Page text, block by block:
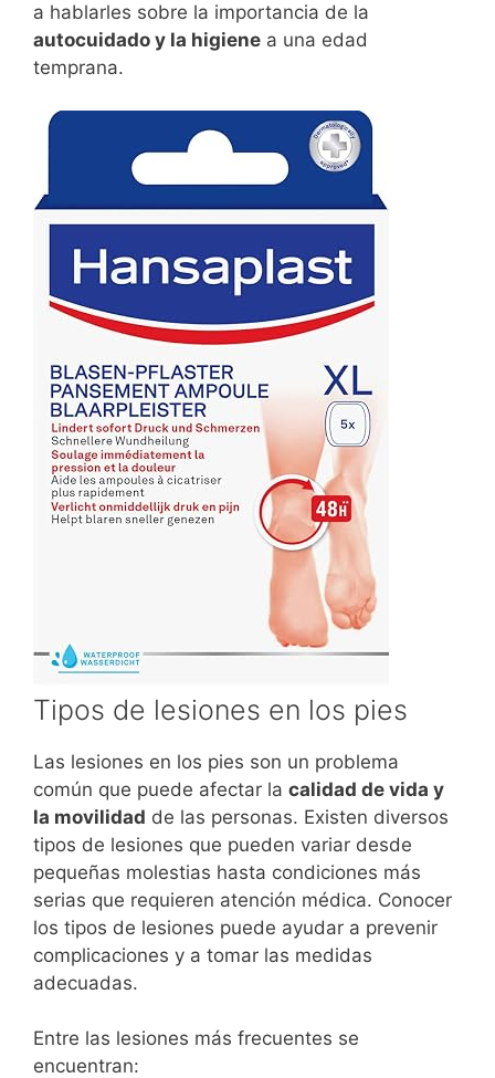
a hablarles sobre la importancia de la
autocuidado y la higiene a una edad
temprana.
Tipos de lesiones en los pies
Las lesiones en los pies son un problema
común que puede afectar la calidad de vida y
la movilidad de las personas. Existen diversos
tipos de lesiones que pueden variar desde
pequeñas molestias hasta condiciones más
serias que requieren atención médica. Conocer
los tipos de lesiones puede ayudar a prevenir
complicaciones y a tomar las medidas
adecuadas.
Entre las lesiones más frecuentes se
encuentran: